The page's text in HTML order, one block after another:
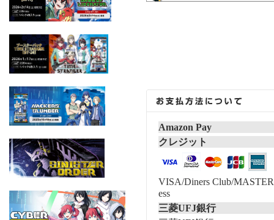
Amazon Pay
クレジット
VISA/Diners Club/
ess
三菱UFJ銀行